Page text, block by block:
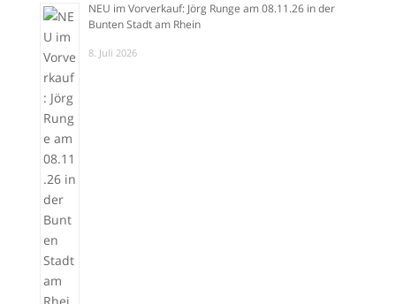
NEU im Vorverkauf: Jörg Runge am 08.11.26 in der
Bunten Stadt am Rhein
8. Juli 2026